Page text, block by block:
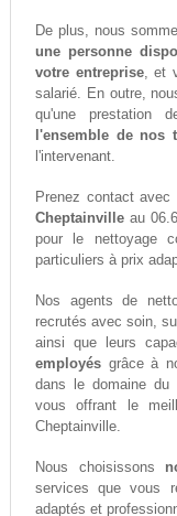
De plus, nous
une personne
votre entreprise, et
salarié. En outre,
qu'une prestation
l'ensemble de nos
l'intervenant.
Prenez contact avec
Cheptainvilleau
pour le nettoyage
particuliers à prix
Nos agents de
recrutés avec soin,
ainsi que leurs
employésgrâce à
dans le domaine du
vous offrant le
Cheptainville.
Nous choisissons
services que vous
adaptés et